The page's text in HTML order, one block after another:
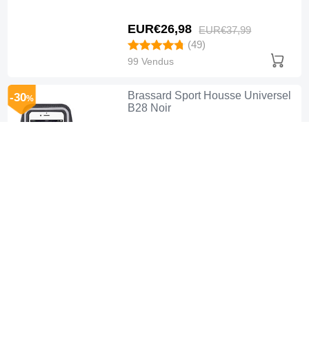
EUR€26,98 EUR€37,99
(49)
99 Vendus
Brassard Sport Housse Universel
B28 Noir
-30%